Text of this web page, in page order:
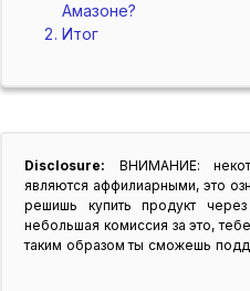
Амазоне?
Итог
Disclosure: ВНИМАНИЕ:
являются аффилиарными, это
решишь купить продукт
небольшая комиссия за это,
таким образом ты сможешь